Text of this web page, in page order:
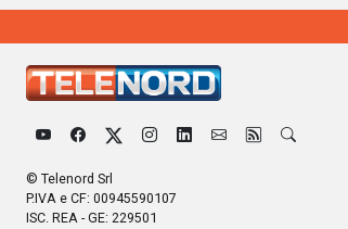
© Telenord Srl
P.IVA e CF: 00945590107
ISC. REA - GE: 229501